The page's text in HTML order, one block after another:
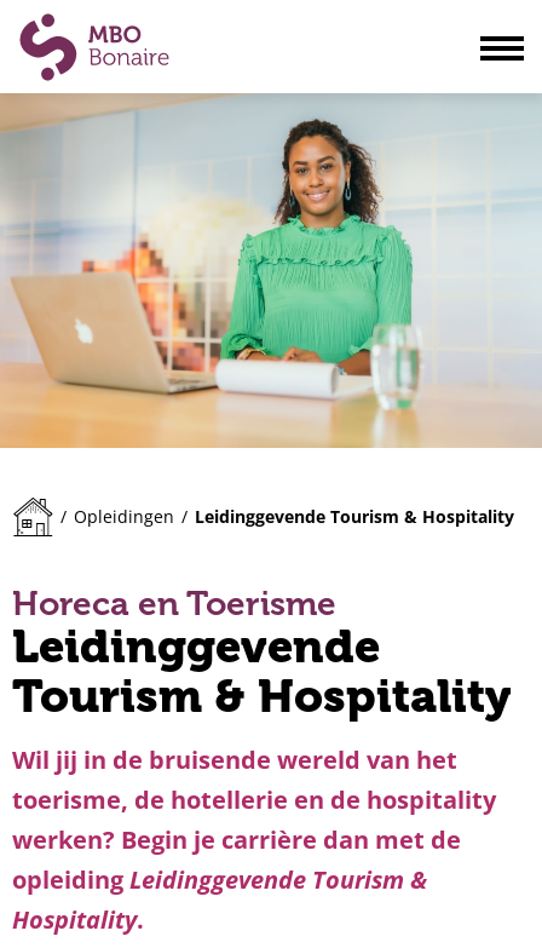
Volwassenen
Bedrijven
Ouders
Blogs & actualiteiten
Praktisch
/ Opleidingen / Leidinggevende Tourism & Hospitality
Horeca en Toerisme
Leidinggevende
Tourism & Hospitality
Wil jij in de bruisende wereld van het
toerisme, de hotellerie en de hospitality
werken? Begin je carrière dan met de
opleidingLeidinggevende Tourism &
Hospitality.